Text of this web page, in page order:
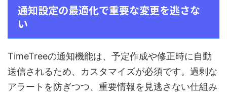
通知設定の最適化で重要な変更を逃さな
い
TimeTreeの通知機能は、予定作成や修正時に自動
送信されるため、カスタマイズが必須です。過剰な
アラートを防ぎつつ、重要情報を見逃さない仕組み